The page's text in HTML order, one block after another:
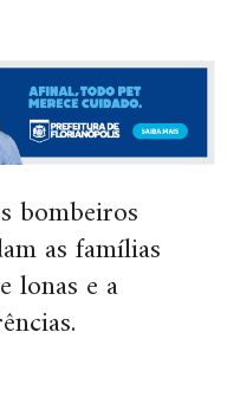
bombeiros
as famílias
lonas e a